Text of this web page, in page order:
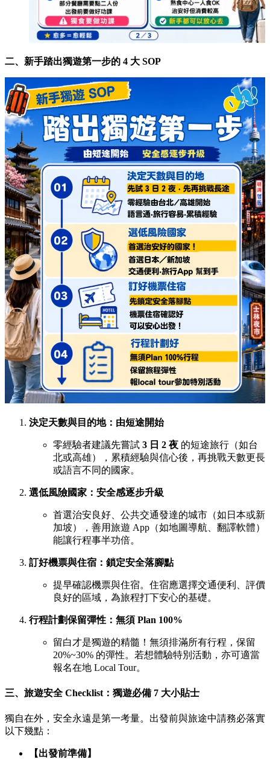
二、新手踏出獨遊第一步的 4 大 SOP
決定天數與目的地：由短途開始
零經驗者建議先嘗試 3 日 2 夜 的短途旅行（如台
北或高雄），累積經驗與信心後，再挑戰天數更長
或語言不同的國家。
選低風險國家：安全感逐步升級
首選治安良好、公共交通發達的城市（如日本或新
加坡），善用旅遊 App（如地圖導航、翻譯軟體）
能讓行程事半功倍。
訂好機票與住宿：鎖定安全落腳點
提早確認機票與住宿。住宿應選擇交通便利、評價
良好的區域，為旅程打下安心的基礎。
行程計劃保留彈性：無須 Plan 100%
留白才是獨遊的精髓！無須排滿所有行程，保留
20%~30% 的彈性。若想體驗特別活動，亦可適當
報名在地 Local Tour。
三、旅遊安全 Checklist：獨遊必備 7 大小貼士
獨自在外，安全永遠是第一考量。出發前與旅途中請務必落實
以下幾點：
【出發前準備】